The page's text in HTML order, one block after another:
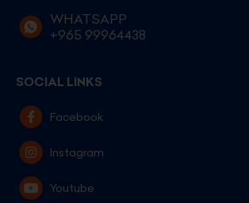
WHATSAPP
+965 99964438
SOCIAL LINKS
Facebook
Instagram
Youtube